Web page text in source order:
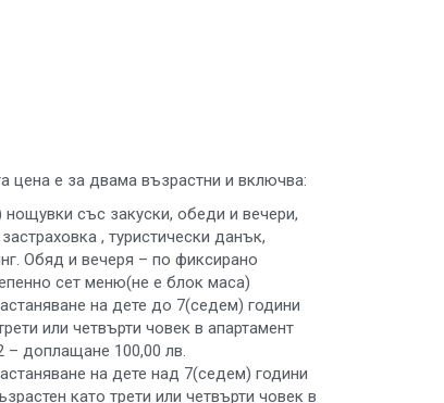
цена е за двама възрастни и включва:
нощувки със закуски, обеди и вечери,
, туристически данък,
Обяд и вечеря – по фиксирано
сет меню(не е блок маса)
на дете до 7(седем) години
или четвърти човек в апартамент
доплащане 100,00 лв.
на дете над 7(седем) години
като трети или четвърти човек в